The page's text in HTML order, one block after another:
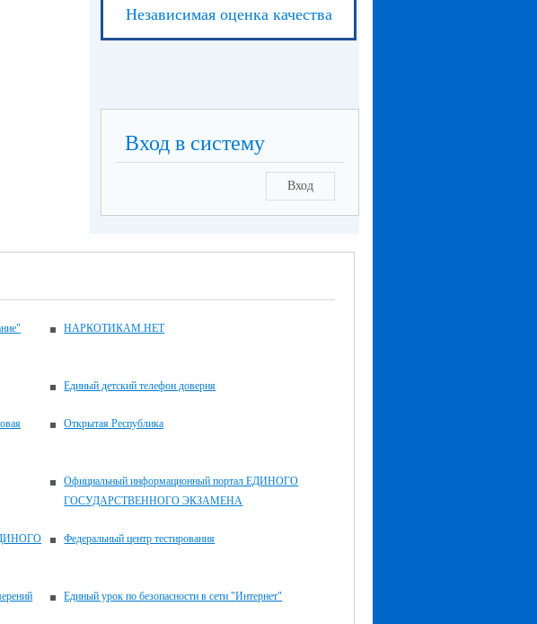
Независимая оценка качества
Вход в систему
Вход
НАРКОТИКАМ.НЕТ
Единый детский телефон доверия
Открытая Республика
Официальный информационный портал ЕДИНОГО
ГОСУДАРСТВЕННОГО ЭКЗАМЕНА
Федеральный центр тестирования
Единый урок по безопасности в сети "Интернет"